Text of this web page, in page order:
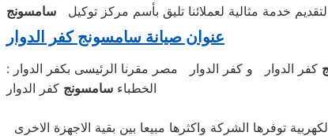
خدمة مثالية لعملائنا تليق بأسم مركز توكيل سامسونج
عنوان صيانة سامسونج كفر الدوار
كفر الدوار و كفر الدوار مصر مقرنا الرئيسى بكفر الدوار
الخطباء سامسونج كفر الدوار
توفرها الشركة واكثرها مبيعا بين بقية الاجهزة الاخرى